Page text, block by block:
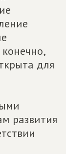
для
развития